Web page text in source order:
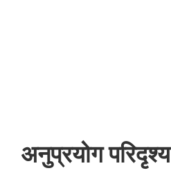
अनुप्रयोग परिदृश्य